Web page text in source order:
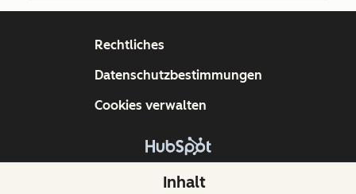
Inhalt
Copyright © 2026 HubSpot, Inc.
Rechtliches
Datenschutzbestimmungen
Cookies verwalten